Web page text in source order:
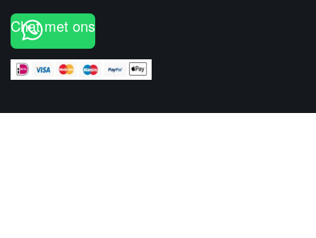
Chat met ons